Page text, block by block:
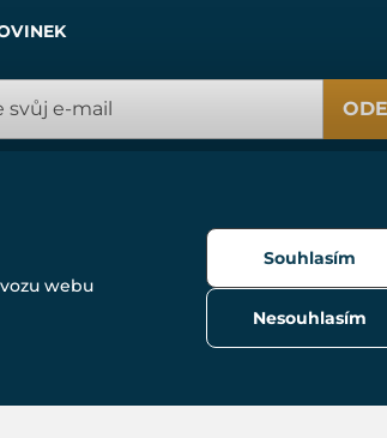
webu
Nesouhlasím
Souhlasím